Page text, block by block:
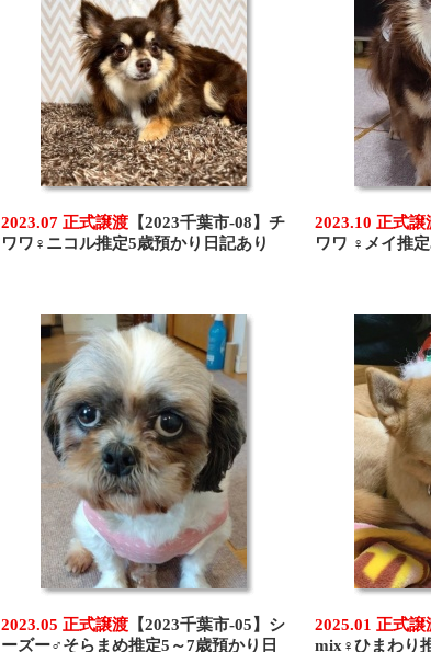
2023.07 正式譲渡 【2023千葉市-08】チ
ワワ♀ニコル推定5歳預かり日記あり
2023.10 正式譲
ワワ ♀メイ推
2023.05 正式譲渡 【2023千葉市-05】シ
ーズー♂そらまめ推定5～7歳預かり日
2025.01 正式譲
mix♀ひまわり